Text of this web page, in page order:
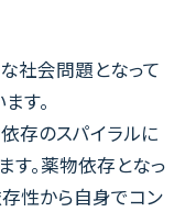
社会問題となって
す。
存のスパイラルに
す。薬物依存となっ
性から自身でコン